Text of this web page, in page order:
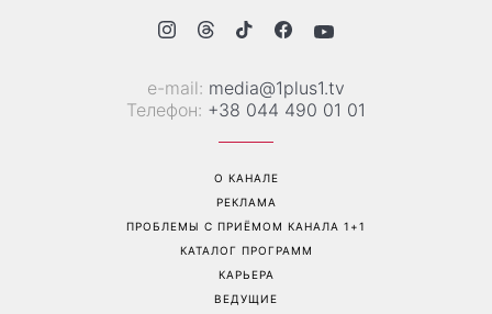
е-mail: media@1plus1.tv
Телефон: +38 044 490 01 01
О КАНАЛЕ
РЕКЛАМА
ПРОБЛЕМЫ С ПРИЁМОМ КАНАЛА 1+1
КАТАЛОГ ПРОГРАММ
КАРЬЕРА
ВЕДУЩИЕ